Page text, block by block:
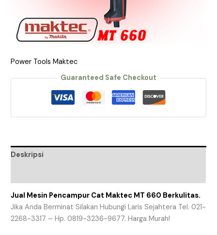
Power Tools Maktec
Guaranteed Safe Checkout
Deskripsi
Jual Mesin Pencampur Cat Maktec MT 660 Berkulitas.
Jika Anda Berminat Silakan Hubungi Laris Sejahtera Tel. 021-
2268-3317 – Hp. 0819-3236-9677. Harga Murah!